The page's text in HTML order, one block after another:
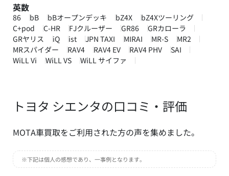
英数
86 bB bBオープンデッキ bZ4X
bZ4Xツーリング
C+pod
C-HR FJクルーザー GR86
GRカローラ
GRヤリス
iQ ist JPN TAXI MIRAI MR-S
MR2
MRスパイダー
RAV4 RAV4 EV RAV4 PHV
SAI
WiLL Vi
WiLL VS WiLL サイファ
トヨタ シエンタの口コミ・評価
MOTA車買取をご利用された方の声を集めました。
※下記は個人の感想であり、一事例となります。